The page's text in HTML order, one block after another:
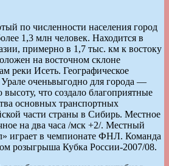
по численности населения город
1,3 млн человек. Находится в
примерно в 1,7 тыс. км к востоку
на восточном склоне
реки Исеть. Географическое
оченьвыгодно для города —
что создало благоприятные
основных транспортных
части страны в Сибирь. Местное
на два часа /мск +2/. Местный
играет в чемпионате ФНЛ. Команда
розыгрыша Кубка России-2007/08.